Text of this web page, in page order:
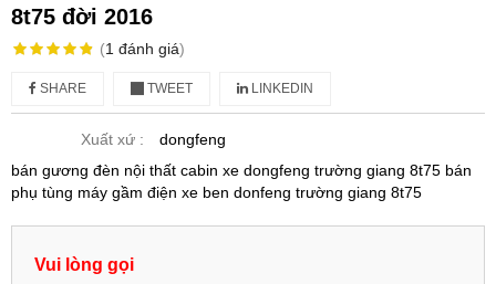
8t75 đời 2016
(1 đánh giá)
SHARE TWEET LINKEDIN
Xuất xứ :
dongfeng
bán gương đèn nội thất cabin xe dongfeng trường giang 8t75 bán
phụ tùng máy gầm điện xe ben donfeng trường giang 8t75
Vui lòng gọi